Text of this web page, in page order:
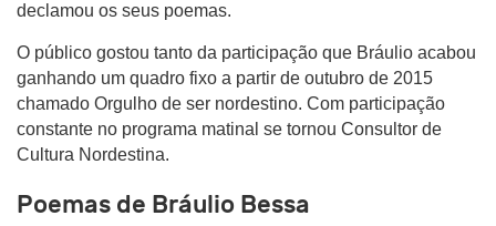
declamou os seus poemas.
O público gostou tanto da participação que Bráulio acabou
ganhando um quadro fixo a partir de outubro de 2015
chamado Orgulho de ser nordestino. Com participação
constante no programa matinal se tornou Consultor de
Cultura Nordestina.
Poemas de Bráulio Bessa